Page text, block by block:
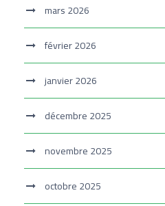
mars 2026
février 2026
janvier 2026
décembre 2025
novembre 2025
octobre 2025